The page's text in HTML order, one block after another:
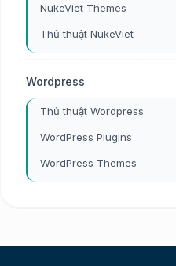
NukeViet Themes
Thủ thuật NukeViet
Wordpress
Thủ thuật Wordpress
WordPress Plugins
WordPress Themes